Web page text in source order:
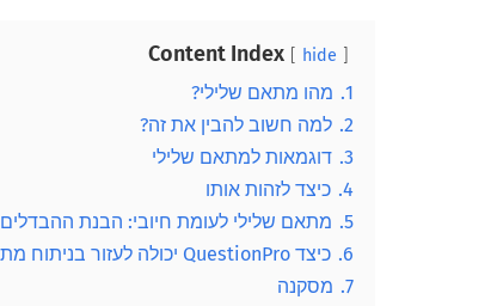
Content Index hide
1. מהו מתאם שלילי?
2. למה חשוב להבין את זה?
3. דוגמאות למתאם שלילי
4. כיצד לזהות אותו
5. מתאם שלילי לעומת חיובי: הבנת ההבדלים
6. כיצד QuestionPro יכולה לעזור בניתוח מתאמים?
7. מסקנה